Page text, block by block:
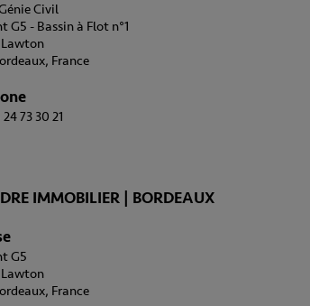
Civil
G5 - Bassin à Flot n°1
France
73 30 21
IMMOBILIER | BORDEAUX
G5
France